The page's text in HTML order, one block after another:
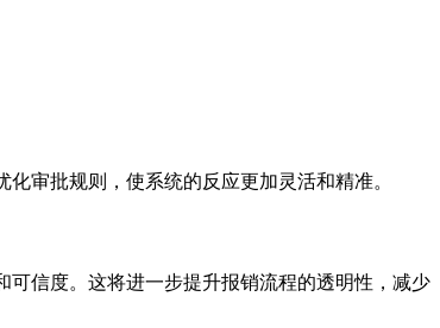
审批规则，使系统的反应更加灵活和精准。
信度。这将进一步提升报销流程的透明性，减少